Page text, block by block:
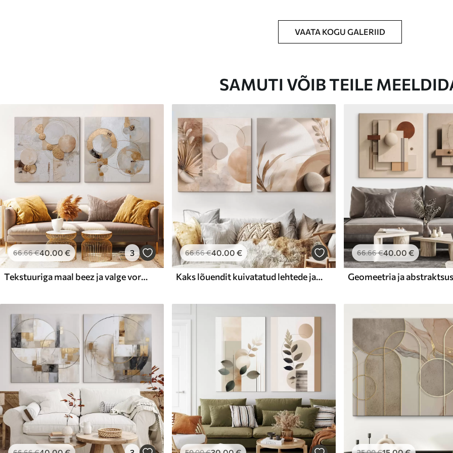
VAATA KOGU GALERIID
SAMUTI VÕIB TEILE
66.66€40.00 € 3
Tekstuuriga maal beez ja valge vormidega
66.66€40.00 €
Kaks lõuendit kuivatatud lehtede ja tekstuuriga kujunditega
66.66€40.00 €